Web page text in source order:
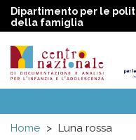
Dipartimento per le
della famiglia
Centro
menu
Temi
Attività
Convenzione
Home
Luna rossa